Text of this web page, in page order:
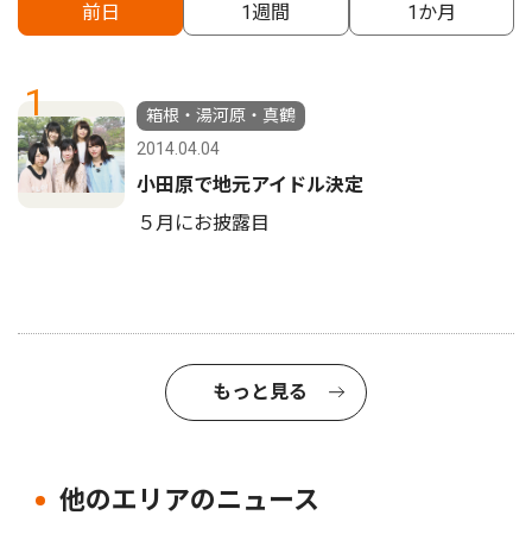
前日 1週間 1か月
1
箱根・湯河原・真鶴
2014.04.04
小田原で地元アイドル決定
５月にお披露目
もっと見る
他のエリアのニュース